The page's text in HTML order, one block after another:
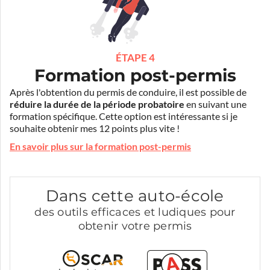
ÉTAPE 4
Formation post-permis
Après l'obtention du permis de conduire, il est possible de
réduire la durée de la période probatoire en suivant une
formation spécifique. Cette option est intéressante si je
souhaite obtenir mes 12 points plus vite !
En savoir plus sur la formation post-permis
Dans cette auto-école
des outils efficaces et ludiques pour
obtenir votre permis